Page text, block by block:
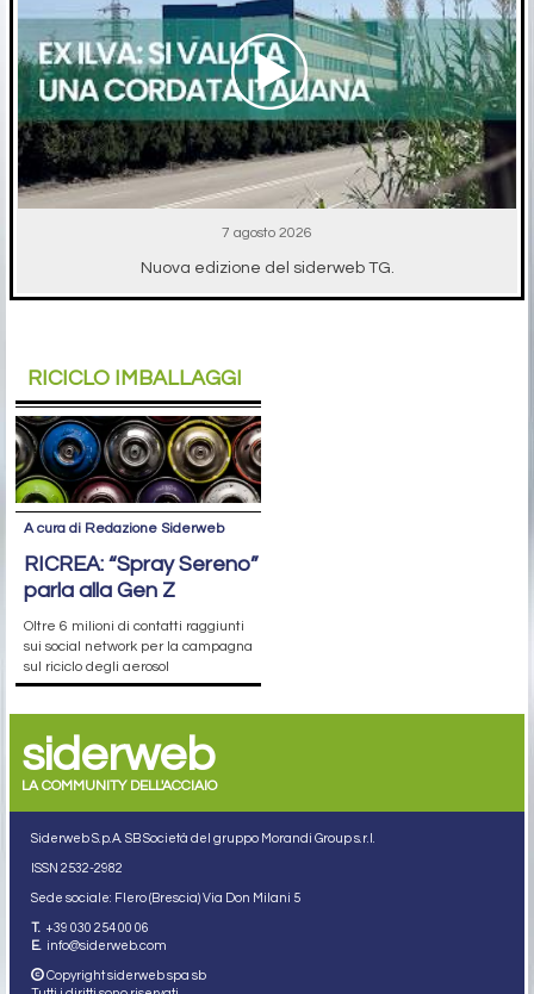
7 agosto 2026
Nuova edizione del siderweb TG.
RICICLO IMBALLAGGI
A cura di Redazione Siderweb
RICREA: “Spray Sereno”
parla alla Gen Z
Oltre 6 milioni di contatti raggiunti
sui social network per la campagna
sul riciclo degli aerosol
siderweb
LA COMMUNITY DELL'ACCIAIO
Siderweb S.p.A. SB Società del gruppo Morandi Group s.r.l.
ISSN 2532-2982
Sede sociale: Flero (Brescia) Via Don Milani 5
T. +39 030 254 00 06
E. info@siderweb.com
Copyright siderweb spa sb